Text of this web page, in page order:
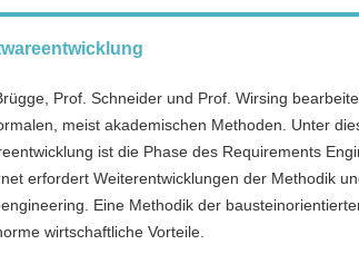
Prof. Schneider und Prof. Wirsing
meist akademischen Methoden. Unter
ist die Phase des Requirements
erfordert Weiterentwicklungen der Methodik
Eine Methodik der
wirtschaftliche Vorteile.